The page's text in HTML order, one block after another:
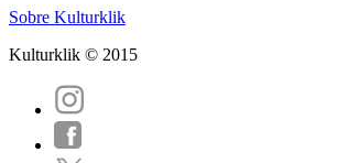
Sobre Kulturklik
Kulturklik © 2015